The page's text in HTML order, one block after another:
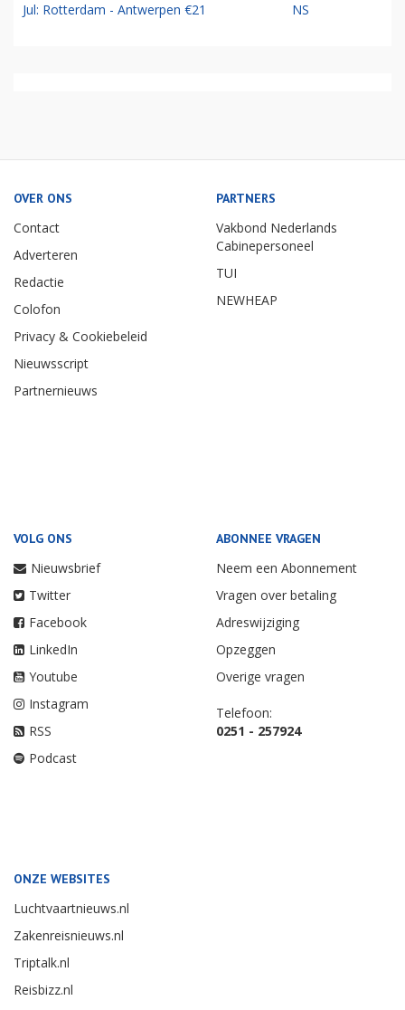
Jul: Rotterdam - Antwerpen €21 NS
OVER ONS
Contact
Adverteren
Redactie
Colofon
Privacy & Cookiebeleid
Nieuwsscript
Partnernieuws
PARTNERS
Vakbond Nederlands
Cabinepersoneel
TUI
NEWHEAP
VOLG ONS
Nieuwsbrief
Twitter
Facebook
LinkedIn
Youtube
Instagram
RSS
Podcast
ABONNEE VRAGEN
Neem een Abonnement
Vragen over betaling
Adreswijziging
Opzeggen
Overige vragen
Telefoon:
0251 - 257924
ONZE WEBSITES
Luchtvaartnieuws.nl
Zakenreisnieuws.nl
Triptalk.nl
Reisbizz.nl